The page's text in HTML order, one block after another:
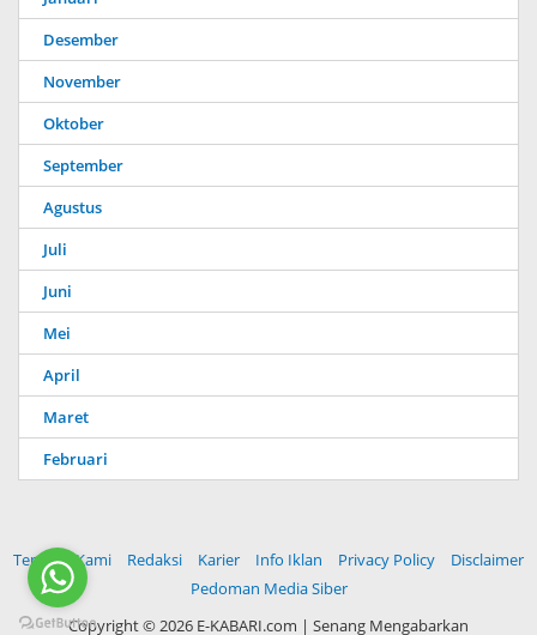
Desember
November
Oktober
September
Agustus
Juli
Juni
Mei
April
Maret
Februari
Tentang Kami Redaksi Karier Info Iklan Privacy Policy
Disclaimer
Pedoman Media Siber
Copyright ©2026 E-KABARI.com | Senang Mengabarkan